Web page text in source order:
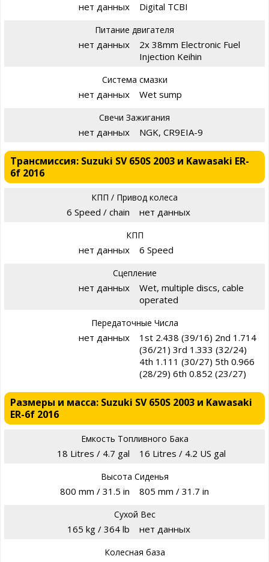
нет данных Digital TCBI
Питание двигателя
нет данных
2x 38mm Electronic Fuel
Injection Keihin
Система смазки
нет данных Wet sump
Свечи Зажигания
нет данных NGK, CR9EIA-9
Трансмиссия: Suzuki SV 650S 2003 и Kawasaki ER-
6f 2016
КПП / Привод колеса
6 Speed / chain нет данных
КПП
нет данных 6 Speed
Сцепление
нет данных
Wet, multiple discs, cable
operated
Передаточные Числа
нет данных
1st 2.438 (39/16) 2nd 1.714
(36/21) 3rd 1.333 (32/24)
4th 1.111 (30/27) 5th 0.966
(28/29) 6th 0.852 (23/27)
Размеры и масса: Suzuki SV 650S 2003 и Kawasaki
ER-6f 2016
Емкость Топливного Бака
18 Litres / 4.7 gal 16 Litres / 4.2 US gal
Высота Сиденья
800 mm / 31.5 in 805 mm / 31.7 in
Сухой Вес
165 kg / 364 lb нет данных
Колесная база